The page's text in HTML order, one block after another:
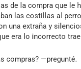
de la compra que le
las costillas al
una extraña y
era lo incorrecto
compras? —pregunté.